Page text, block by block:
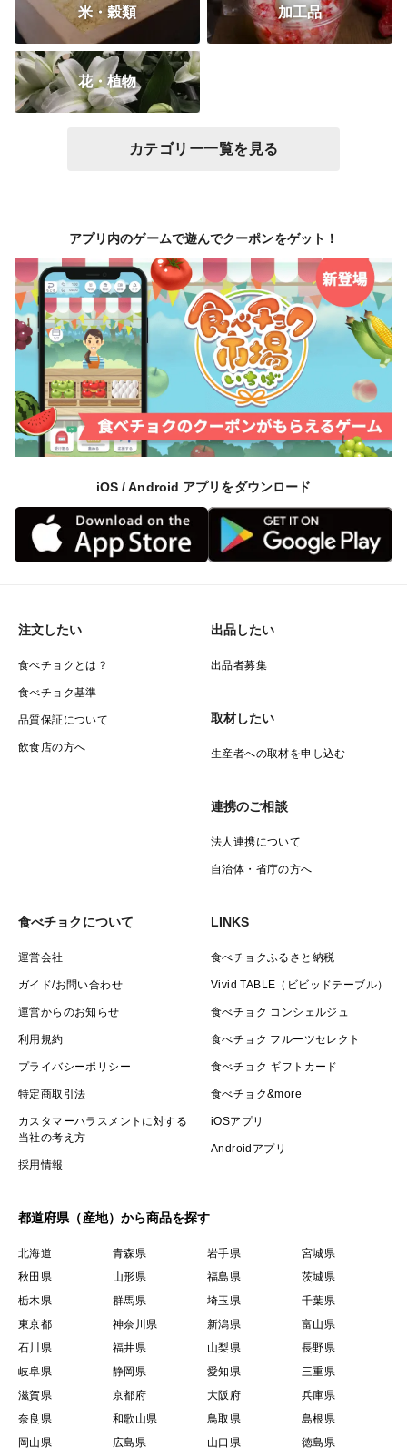
米・穀類 加工品
花・植物
カテゴリー一覧を見る
アプリ内のゲームで遊んでクーポンをゲット！
iOS / Android アプリをダウンロード
注文したい
食べチョクとは？
食べチョク基準
品質保証について
飲食店の方へ
出品したい
出品者募集
取材したい
生産者への取材を申し込む
連携のご相談
法人連携について
自治体・省庁の方へ
食べチョクについて
運営会社
ガイド/お問い合わせ
運営からのお知らせ
利用規約
プライバシーポリシー
特定商取引法
カスタマーハラスメントに対する
当社の考え方
採用情報
LINKS
食べチョクふるさと納税
Vivid TABLE（ビビッドテーブル）
食べチョク コンシェルジュ
食べチョク フルーツセレクト
食べチョク ギフトカード
食べチョク&more
iOSアプリ
Androidアプリ
都道府県（産地）から商品を探す
北海道 青森県 岩手県
宮城県
秋田県
山形県 福島県
茨城県
栃木県
群馬県 埼玉県
千葉県
東京都
神奈川県 新潟県
富山県
石川県
福井県 山梨県
長野県
岐阜県
静岡県 愛知県
三重県
滋賀県
京都府 大阪府
兵庫県
奈良県
和歌山県 鳥取県
島根県
岡山県
広島県 山口県 徳島県